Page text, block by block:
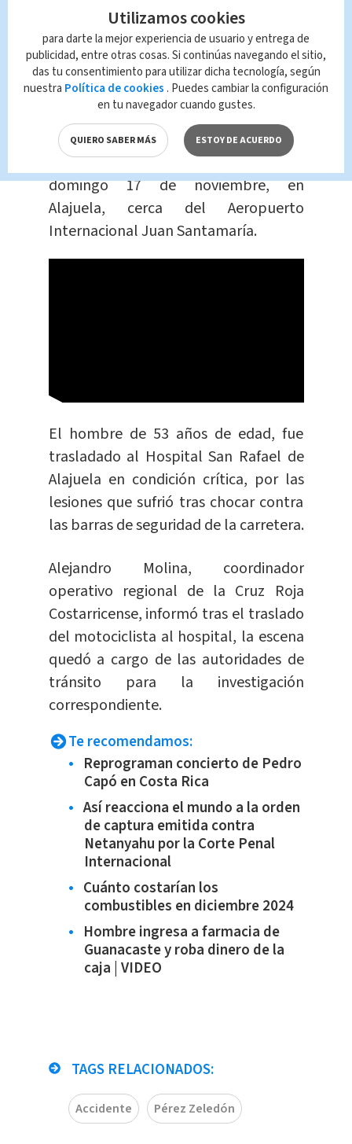
¿Ha habido alguna
emergencia en carretera
en los últimos días?
Un motociclista protagonizó un
accidente la mañana del pasado
domingo 17 de noviembre, en
Alajuela, cerca del Aeropuerto
Internacional Juan Santamaría.
El hombre de 53 años de edad, fue
trasladado al Hospital San Rafael de
Alajuela en condición crítica, por las
lesiones que sufrió tras chocar contra
las barras de seguridad de la carretera.
Alejandro Molina, coordinador
operativo regional de la Cruz Roja
Costarricense, informó tras el traslado
del motociclista al hospital, la escena
quedó a cargo de las autoridades de
tránsito para la investigación
correspondiente.
Te recomendamos:
Reprograman concierto de Pedro
Capó en Costa Rica
Así reacciona el mundo a la orden
de captura emitida contra
Netanyahu por la Corte Penal
Internacional
Cuánto costarían los
combustibles en diciembre 2024
Hombre ingresa a farmacia de
Guanacaste y roba dinero de la
caja | VIDEO
TAGS RELACIONADOS:
Accidente Pérez Zeledón
Utilizamos cookies
para darte la mejor experiencia de usuario y entrega de
publicidad, entre otras cosas. Si continúas navegando el sitio,
das tu consentimiento para utilizar dicha tecnología, según
nuestra Política de cookies . Puedes cambiar la configuración
en tu navegador cuando gustes.
QUIERO SABER MÁS ESTOY DE ACUERDO